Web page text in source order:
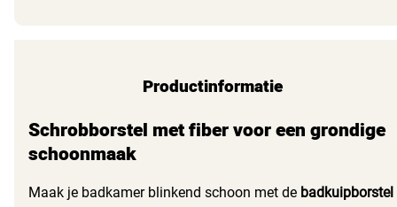
Productinformatie
Schrobborstel met fiber voor een grondige
schoonmaak
Maak je badkamer blinkend schoon met de badkuipborstel